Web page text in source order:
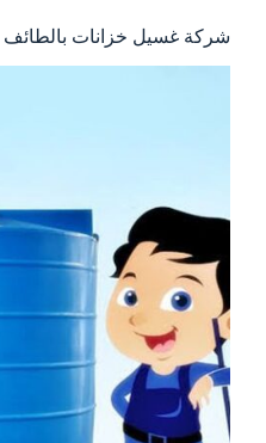
شركة غسيل خزانات بالطائف